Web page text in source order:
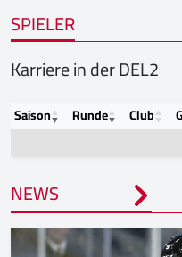
SPIELER
Karriere in der DEL2
Saison Runde Club
NEWS